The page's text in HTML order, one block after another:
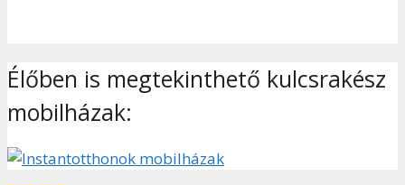
Élőben is megtekinthető kulcsrakész
mobilházak: